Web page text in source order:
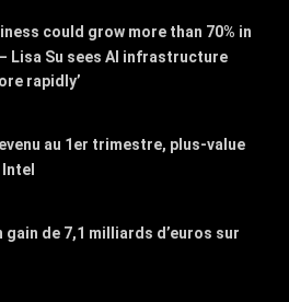
could grow more than 70% in
Lisa Su sees AI infrastructure
rapidly’
au 1er trimestre, plus-value
de 7,1 milliards d’euros sur